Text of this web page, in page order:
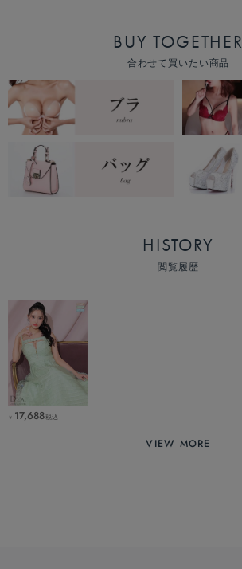
BUY TOGETHER
合わせて買いたい商品
HISTORY
閲覧履歴
￥ 17,688税込
VIEW MORE